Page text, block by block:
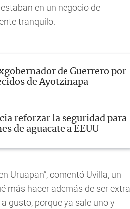
en un negocio de
tranquilo.
de Guerrero por
de Ayotzinapa
reforzar la seguridad para
de aguacate a EEUU
Uruapan”, comentó Uvilla, un
más hacer además de ser extra
gusto, porque ya sale uno y